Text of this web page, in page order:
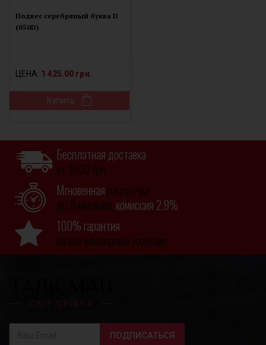
Подвес серебряный буква D
(050D)
ЦЕНА: 1 425.00 грн.
Купить
Бесплатная доставка
от 1000 грн.
Мгновенная рассрочка
до 6 месяцев, комиссия 2,9%
100% гарантия
на все ювелирные изделия
ПОДПИСАТЬСЯ